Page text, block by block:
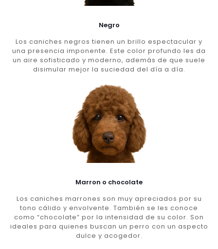
Negro
Los caniches negros tienen un brillo espectacular y
una presencia imponente. Este color profundo les da
un aire sofisticado y moderno, además de que suele
disimular mejor la suciedad del día a día.
Marron o chocolate
Los caniches marrones son muy apreciados por su
tono cálido y envolvente. También se les conoce
como “chocolate” por la intensidad de su color. Son
ideales para quienes buscan un perro con un aspecto
dulce y acogedor.